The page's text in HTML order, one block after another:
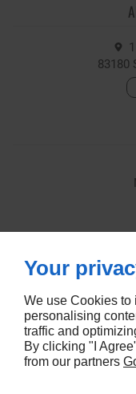
83180
Your
We use Cookies to
personalising
traffic and
By clicking "I
from our partners